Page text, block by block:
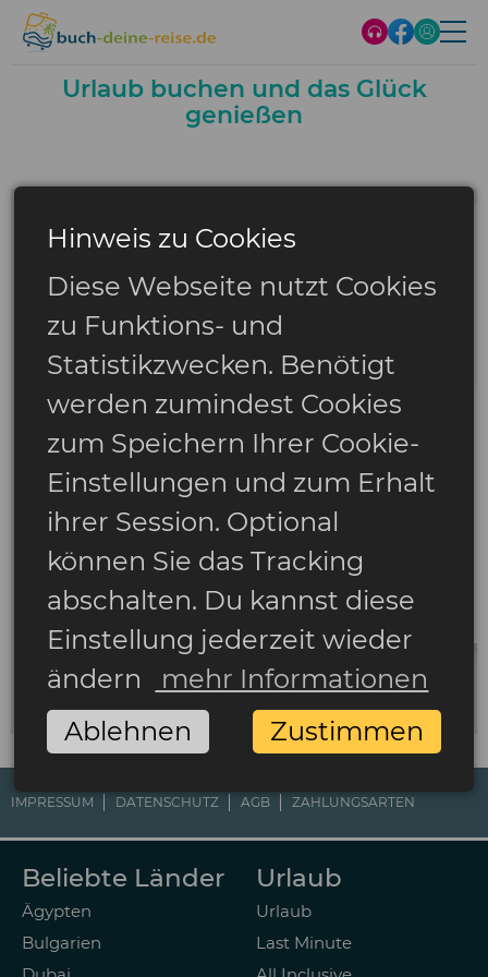
Urlaub buchen und das Glück
genießen
IMPRESSUM DATENSCHUTZ AGB ZAHLUNGSARTEN
Beliebte Länder
Ägypten
Bulgarien
Urlaub
Urlaub
Last Minute
Hinweis zu Cookies
Diese Webseite nutzt Cookies
zu Funktions- und
Statistikzwecken. Benötigt
werden zumindest Cookies
zum Speichern Ihrer Cookie-
Einstellungen und zum Erhalt
ihrer Session. Optional
können Sie das Tracking
abschalten. Du kannst diese
Einstellung jederzeit wieder
ändern
mehr Informationen
Ablehnen
Zustimmen